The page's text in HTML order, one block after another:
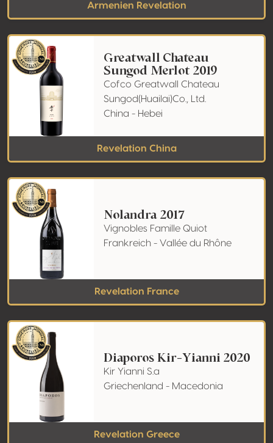
Armenien Revelation
Greatwall Chateau
Sungod Merlot 2019
Cofco Greatwall Chateau
Sungod(Huailai)Co., Ltd.
China - Hebei
Revelation China
Nolandra 2017
Vignobles Famille Quiot
Frankreich - Vallée du Rhône
Revelation France
Diaporos Kir-Yianni 2020
Kir Yianni S.a
Griechenland - Macedonia
Revelation Greece